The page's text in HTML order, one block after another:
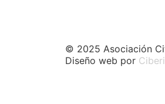
© 2025 Asociación
Diseño web por